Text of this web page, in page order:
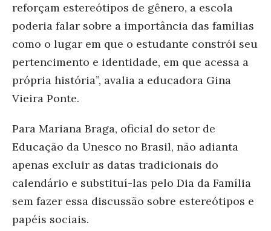
reforçam estereótipos de gênero, a escola
poderia falar sobre a importância das famílias
como o lugar em que o estudante constrói seu
pertencimento e identidade, em que acessa a
própria história”, avalia a educadora Gina
Vieira Ponte.
Para Mariana Braga, oficial do setor de
Educação da Unesco no Brasil, não adianta
apenas excluir as datas tradicionais do
calendário e substituí-las pelo Dia da Família
sem fazer essa discussão sobre estereótipos e
papéis sociais.